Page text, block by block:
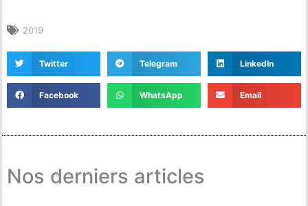
2019
Twitter Telegram LinkedIn
Facebook WhatsApp Email
Nos derniers articles